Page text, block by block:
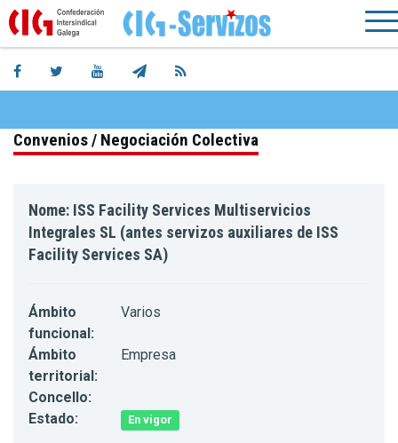
Convenios / Negociación Colectiva
Nome: ISS Facility Services Multiservicios
Integrales SL (antes servizos auxiliares de ISS
Facility Services SA)
Ámbito
funcional:
Varios
Ámbito
territorial:
Empresa
Concello:
Estado:
En vigor